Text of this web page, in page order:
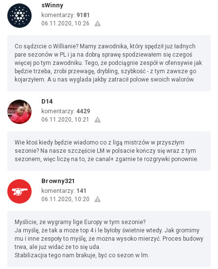
sWinny
komentarzy: 9181
06.11.2020, 10:26
Co sądzicie o Willianie? Mamy zawodnika, który spędził już ładnych
pare sezonów w PL i ja na dobrą sprawę spodziewałem się czegoś
więcej po tym zawodniku. Tego, że podciągnie zespół w ofensywie jak
będzie trzeba, zrobi przewagę, drybling, szybkość - z tym zawsze go
kojarzyłem. A u nas wyglada jakby zatracił polowe swoich walorów.
D14
komentarzy: 4429
06.11.2020, 10:21
Wie ktoś kiedy będzie wiadomo co z ligą mistrzów w przyszłym
sezonie? Na nasze szczęście LM w polsacie kończy się wraz z tym
sezonem, więc liczę na to, że canal+ zgarnie te rozgrywki ponownie.
Browny321
komentarzy: 141
06.11.2020, 10:20
Myślicie, że wygramy lige Europy w tym sezonie?
Ja myślę, że tak a może top 4 i le byłoby świetnie wtedy. Jak gromimy
mu i inne zespoły to myślę, że można wysoko mierzyć. Proces budowy
trwa, ale już widać że to się uda.
Stabilizacjia tego nam brakuje, być co sezon w lm.